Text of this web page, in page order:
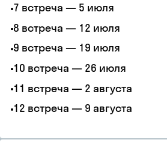
7 встреча — 5 июля
8 встреча — 12 июля
9 встреча — 19 июля
10 встреча — 26 июля
11 встреча — 2 августа
12 встреча — 9 августа